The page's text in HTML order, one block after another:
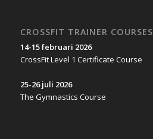
CROSSFIT TRAINER COURSES
14-15 februari 2026
CrossFit Level 1 Certificate Course
25-26 juli 2026
The Gymnastics Course